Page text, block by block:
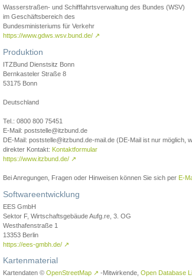
Wasserstraßen- und Schifffahrtsverwaltung des Bundes (WSV)
im Geschäftsbereich des
Bundesministeriums für Verkehr
https://www.gdws.wsv.bund.de/ ↗
Produktion
ITZBund Dienstsitz Bonn
Bernkasteler Straße 8
53175 Bonn
Deutschland
Tel.: 0800 800 75451
E-Mail: poststelle@itzbund.de
DE-Mail: poststelle@itzbund.de-mail.de (DE-Mail ist nur möglich,
direkter Kontakt: Kontaktformular
https://www.itzbund.de/ ↗
Bei Anregungen, Fragen oder Hinweisen können Sie sich per E-
Softwareentwicklung
EES GmbH
Sektor F, Wirtschaftsgebäude Aufg.re, 3. OG
Westhafenstraße 1
13353 Berlin
https://ees-gmbh.de/ ↗
Kartenmaterial
Kartendaten © OpenStreetMap ↗ -Mitwirkende, Open Database